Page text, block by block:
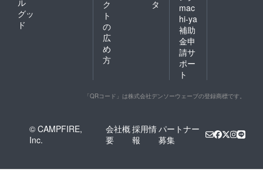
グッ
ド
ク
ト
の
広
め
方
タ
mac
hi-ya
補助
金申
請サ
ポー
ト
「QRコード」は株式会社デンソーウェーブの登録商標です。
© CAMPFIRE,
Inc.
会社概
要
採用情
報
パートナー
募集